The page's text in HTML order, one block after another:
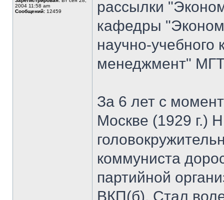
2004 11:58 am
Сообщений: 12459
рассылки
кафедры
научно-
менеджмент"
За 6 лет с
Москве (1929 г.)
коммуниста
партийной
ВКП(б). Стал